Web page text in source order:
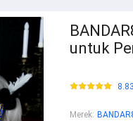
untuk
Merek: